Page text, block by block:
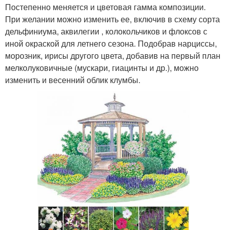
Постепенно меняется и цветовая гамма композиции.
При желании можно изменить ее, включив в схему сорта
дельфиниума, аквилегии , колокольчиков и флоксов с
иной окраской для летнего сезона. Подобрав нарциссы,
морозник, ирисы другого цвета, добавив на первый план
мелколуковичные (мускари, гиацинты и др.), можно
изменить и весенний облик клумбы.